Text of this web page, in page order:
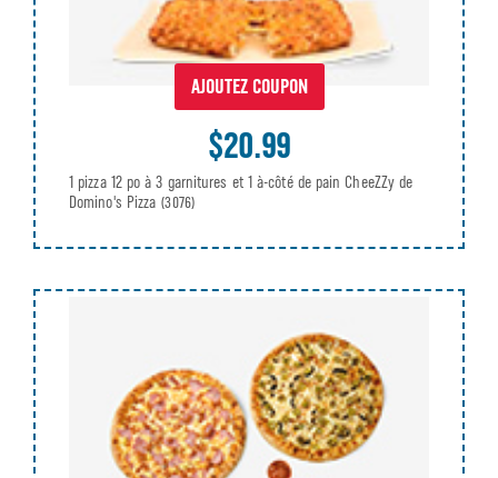
AJOUTEZ COUPON
$20.99
1 pizza 12 po à 3 garnitures et 1 à-côté de pain CheeZZy de
Domino's Pizza (3076)